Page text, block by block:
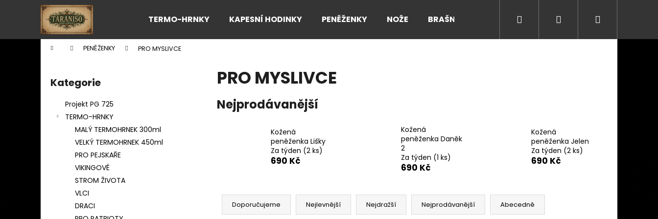
TERMO-HRNKY KAPESNÍ HODINKY PENĚŽENKY NOŽE BRAŠNY Přihlášení
Domů PENĚŽENKY PRO MYSLIVCE
Přeskočit
kategorie
Kategorie
Projekt PG 725
TERMO-HRNKY
MALÝ TERMOHRNEK 300ml
VELKÝ TERMOHRNEK 450ml
PRO PEJSKAŘE
VIKINGOVÉ
STROM ŽIVOTA
VLCI
DRACI
PRO MYSLIVCE
Nejprodávanější
Kožená
peněženka Lišky
Za týden (2 ks)
690 Kč
Kožená
peněženka Daněk
2
Za týden (1 ks)
690 Kč
Kožená
peněženka Jelen
Za týden (2 ks)
690 Kč
Ř
Doporučujeme Nejlevnější Nejdražší Nejprodávanější Abecedně
í
Zpět
do
Zpět
do
Doporučujeme